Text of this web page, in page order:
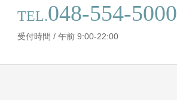
TEL.048-554-5000
受付時間 / 午前 9:00-22:00